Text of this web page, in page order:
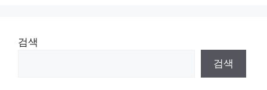
검색
검색